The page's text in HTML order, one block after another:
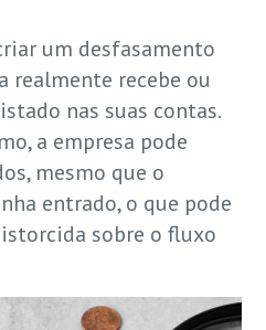
um desfasamento
realmente recebe ou
nas suas contas.
a empresa pode
mesmo que o
entrado, o que pode
sobre o fluxo